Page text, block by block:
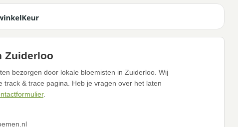
Zuiderloo
bezorgen door lokale bloemisten in Zuiderloo. Wij
& trace pagina. Heb je vragen over het laten
.